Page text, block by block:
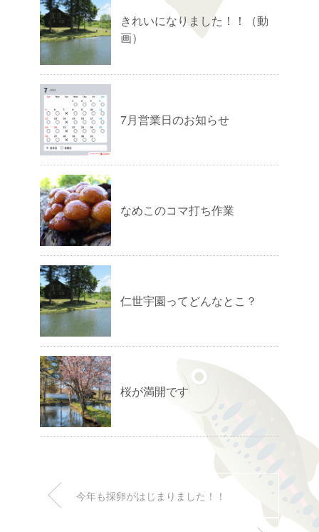
きれいになりました！！（動
画）
7月営業日のお知らせ
なめこのコマ打ち作業
仁世宇園ってどんなとこ？
桜が満開です
今年も採卵がはじまりました！！